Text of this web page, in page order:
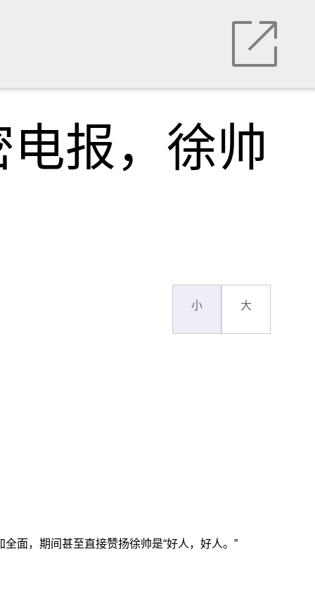
报，徐帅
小 大
面，期间甚至直接赞扬徐帅是“好人，好人。”